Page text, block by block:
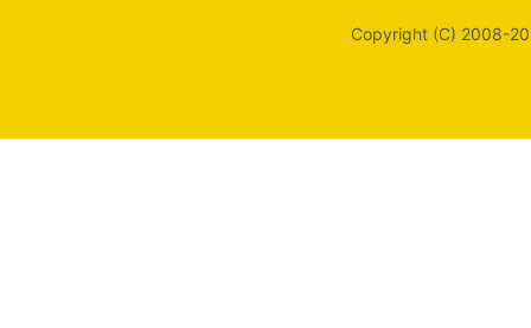
Copyright (C) 2008-